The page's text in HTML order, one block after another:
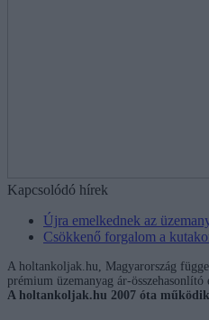
Kapcsolódó hírek
Újra emelkednek az
Csökkenő forgalom a
A holtankoljak.hu, Magyarország
prémium üzemanyag ár-
A holtankoljak.hu 2007 óta